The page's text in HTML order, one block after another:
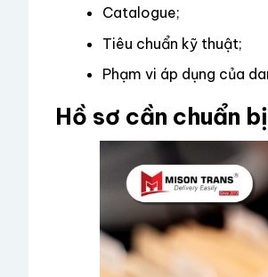
Catalogue;
Tiêu chuẩn kỹ thuật;
Phạm vi áp dụng của
Hồ sơ cần chuẩn